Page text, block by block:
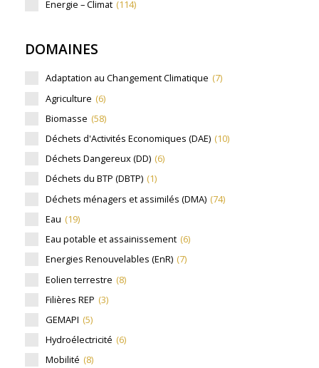
Energie – Climat (114)
DOMAINES
Adaptation au Changement Climatique (7)
Agriculture (6)
Biomasse (58)
Déchets d'Activités Economiques (DAE) (10)
Déchets Dangereux (DD) (6)
Déchets du BTP (DBTP) (1)
Déchets ménagers et assimilés (DMA) (74)
Eau (19)
Eau potable et assainissement (6)
Energies Renouvelables (EnR) (7)
Eolien terrestre (8)
Filières REP (3)
GEMAPI (5)
Hydroélectricité (6)
Mobilité (8)